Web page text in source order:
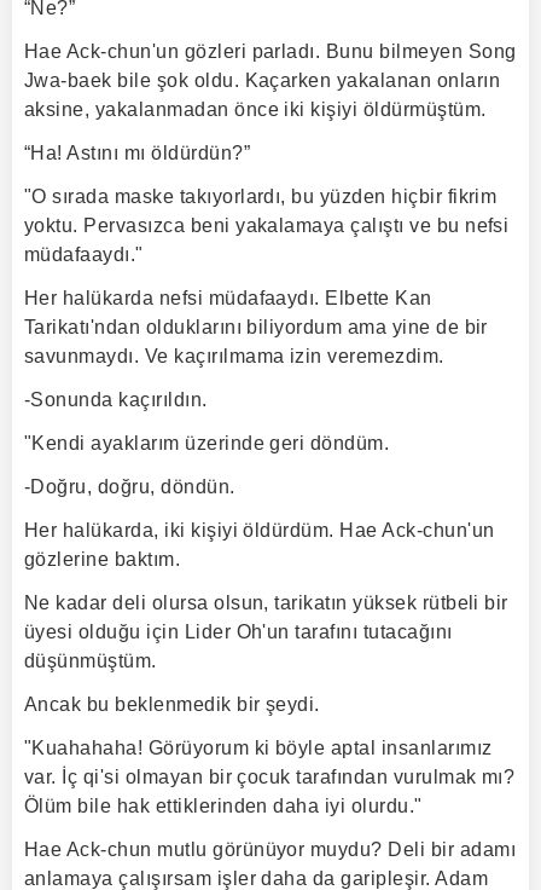
“Ne?”
Hae Ack-chun'un gözleri parladı. Bunu bilmeyen Song
Jwa-baek bile şok oldu. Kaçarken yakalanan onların
aksine, yakalanmadan önce iki kişiyi öldürmüştüm.
“Ha! Astını mı öldürdün?”
"O sırada maske takıyorlardı, bu yüzden hiçbir fikrim
yoktu. Pervasızca beni yakalamaya çalıştı ve bu nefsi
müdafaaydı."
Her halükarda nefsi müdafaaydı. Elbette Kan
Tarikatı'ndan olduklarını biliyordum ama yine de bir
savunmaydı. Ve kaçırılmama izin veremezdim.
-Sonunda kaçırıldın.
"Kendi ayaklarım üzerinde geri döndüm.
-Doğru, doğru, döndün.
Her halükarda, iki kişiyi öldürdüm. Hae Ack-chun'un
gözlerine baktım.
Ne kadar deli olursa olsun, tarikatın yüksek rütbeli bir
üyesi olduğu için Lider Oh'un tarafını tutacağını
düşünmüştüm.
Ancak bu beklenmedik bir şeydi.
"Kuahahaha! Görüyorum ki böyle aptal insanlarımız
var. İç qi'si olmayan bir çocuk tarafından vurulmak mı?
Ölüm bile hak ettiklerinden daha iyi olurdu."
Hae Ack-chun mutlu görünüyor muydu? Deli bir adamı
anlamaya çalışırsam işler daha da garipleşir. Adam